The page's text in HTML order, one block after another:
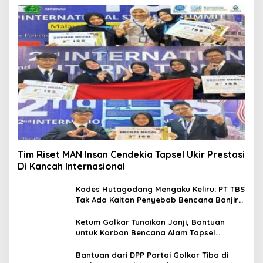
Tim Riset MAN Insan Cendekia Tapsel Ukir Prestasi
Di Kancah Internasional
Kades Hutagodang Mengaku Keliru: PT TBS
Tak Ada Kaitan Penyebab Bencana Banjir
Ketum Golkar Tunaikan Janji, Bantuan
untuk Korban Bencana Alam Tapsel
Bantuan dari DPP Partai Golkar Tiba di